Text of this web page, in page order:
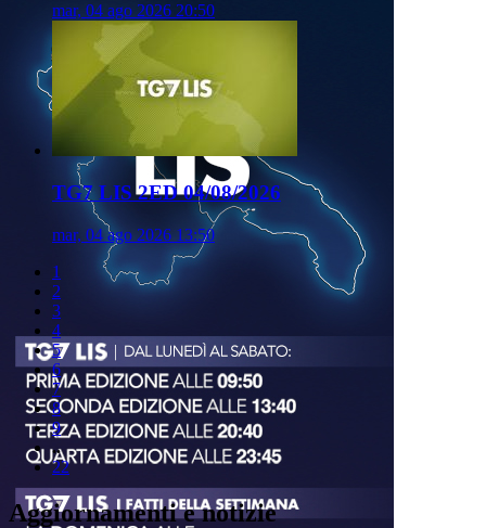
mar, 04 ago 2026 20:50
TG7 LIS 2ED 04/08/2026
mar, 04 ago 2026 13:50
1
2
3
4
5
6
7
8
9
..
22
Aggiornamenti e notizie